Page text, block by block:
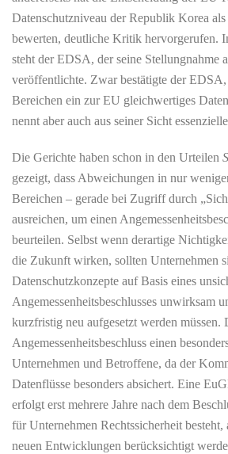
Datenschutzniveau der Republik Korea
bewerten, deutliche Kritik hervorgerufen.
steht der EDSA, der seine Stellungnahme
veröffentlichte. Zwar bestätigte der EDSA,
Bereichen ein zur EU gleichwertiges
nennt aber auch aus seiner Sicht
Die Gerichte haben schon in den Urteilen
gezeigt, dass Abweichungen in nur
Bereichen – gerade bei Zugriff durch
ausreichen, um einen
beurteilen. Selbst wenn derartige
die Zukunft wirken, sollten Unternehmen
Datenschutzkonzepte auf Basis eines
Angemessenheitsbeschlusses unwirksam
kurzfristig neu aufgesetzt werden müssen.
Angemessenheitsbeschluss einen
Unternehmen und Betroffene, da der
Datenflüsse besonders absichert. Eine
erfolgt erst mehrere Jahre nach dem
für Unternehmen Rechtssicherheit
neuen Entwicklungen berücksichtigt